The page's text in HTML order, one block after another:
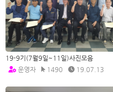
19-9기(7월9일~11일)사진모음
운영자
1490 19.07.13